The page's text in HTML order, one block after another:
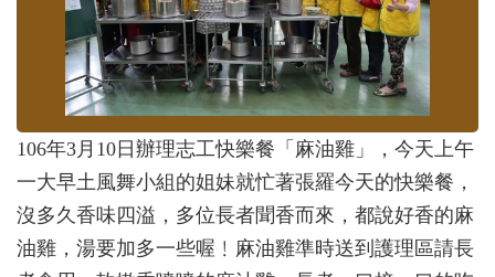
106年3月10日辦理志工快樂餐「麻油雞」，今天上午
一大早土風舞小組的姐妹就忙著張羅今天的快樂餐，
沒多久香味四溢，多位長者聞香而來，都說好香的麻
油雞，湯要加多一些喔﹗麻油雞準時送到護理區請長